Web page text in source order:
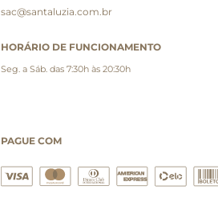
sac@santaluzia.com.br
HORÁRIO DE FUNCIONAMENTO
Seg. a Sáb. das 7:30h às 20:30h
PAGUE COM